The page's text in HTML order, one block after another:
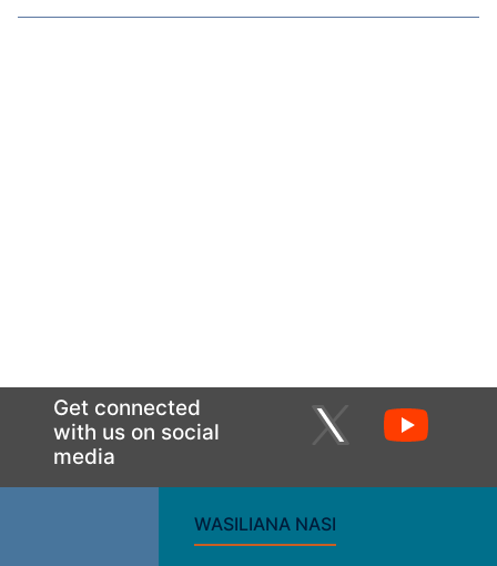
Get connected
with us on social
media
WASILIANA NASI